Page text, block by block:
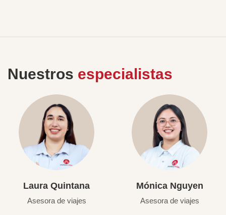
Nuestros especialistas
Laura Quintana
Asesora de viajes
Mónica Nguyen
Asesora de viajes